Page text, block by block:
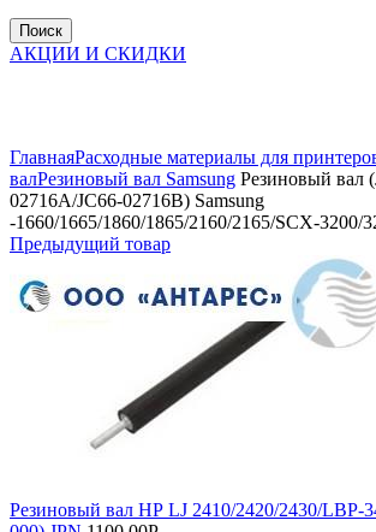
Поиск
АКЦИИ И СКИДКИ
ГлавнаяРасходные материалы для
валРезиновый вал Samsung Резиновый вал
02716A/JC66-02716B) Samsung
-1660/1665/1860/1865/2160/2165/SCX-3200/
Предыдущий товар
Резиновый вал НР LJ 2410/2420/2430/LBP-